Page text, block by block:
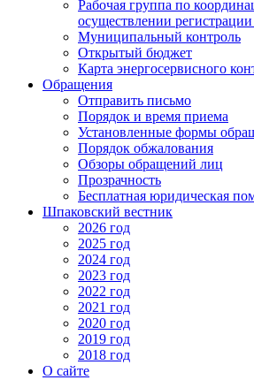
Рабочая группа по
осуществлении регистрации
Муниципальный контроль
Открытый бюджет
Карта энергосервисного
Обращения
Отправить письмо
Порядок и время приема
Установленные формы
Порядок обжалования
Обзоры обращений лиц
Прозрачность
Бесплатная юридическая
Шпаковский вестник
2026 год
2025 год
2024 год
2023 год
2022 год
2021 год
2020 год
2019 год
2018 год
О сайте